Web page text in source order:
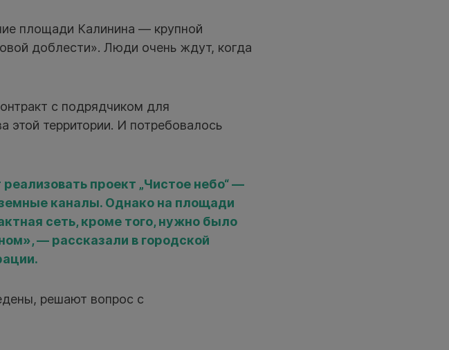
площади Калинина — крупной
доблести». Люди очень ждут, когда
с подрядчиком для
этой территории. И потребовалось
проект „Чистое небо“ —
каналы. Однако на площади
сеть, кроме того, нужно было
— рассказали в городской
решают вопрос с